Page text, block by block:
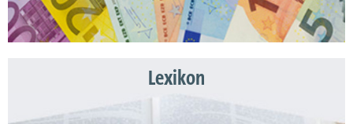
Lexikon